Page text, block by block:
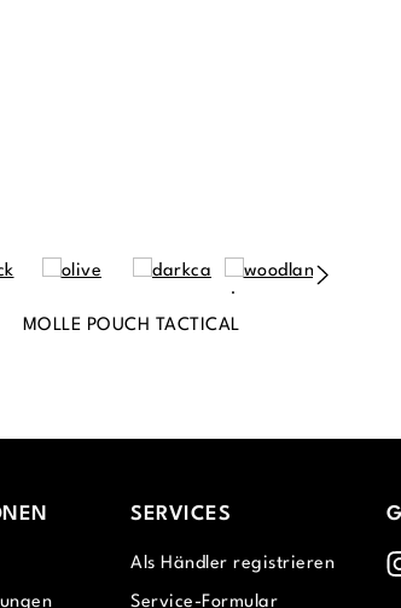
MOLLE POUCH TACTICAL
SERVICES
Als Händler registrieren
Service-Formular